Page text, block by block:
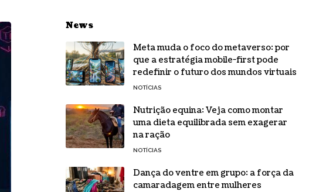
News
Meta muda o foco do metaverso: por
que a estratégia mobile-first pode
redefinir o futuro dos mundos virtuais
NOTÍCIAS
Nutrição equina: Veja como montar
uma dieta equilibrada sem exagerar
na ração
NOTÍCIAS
Dança do ventre em grupo: a força da
camaradagem entre mulheres